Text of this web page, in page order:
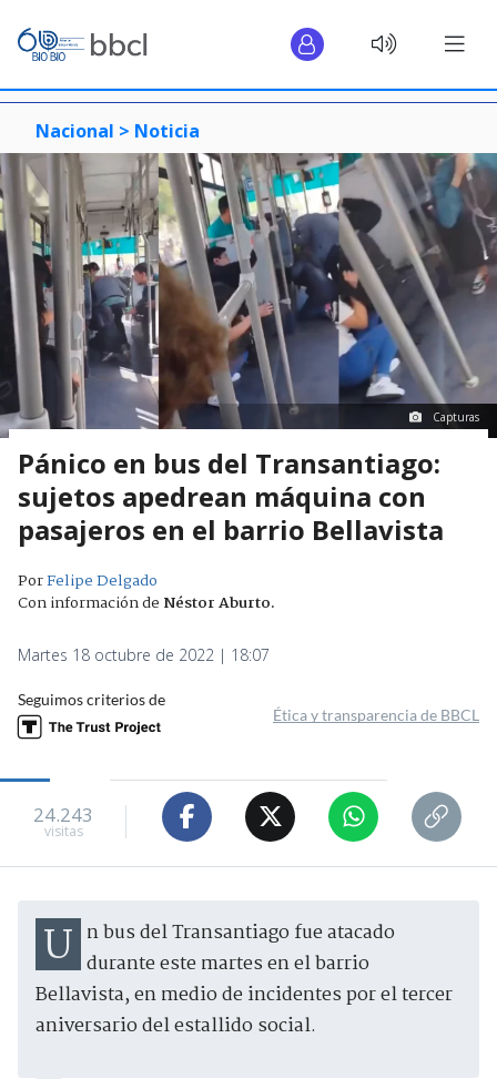
Nacional > Noticia
Capturas
Pánico en bus del Transantiago:
sujetos apedrean máquina con
pasajeros en el barrio Bellavista
PorFelipe Delgado
Con información de Néstor Aburto.
Martes 18 octubre de 2022 | 18:07
Seguimos criterios de
Ética y transparencia de BBCL
24.243
visitas
Un bus del Transantiago fue atacado durante este martes en el barrio
Bellavista, en medio de incidentes por el tercer
aniversario del estallido social.